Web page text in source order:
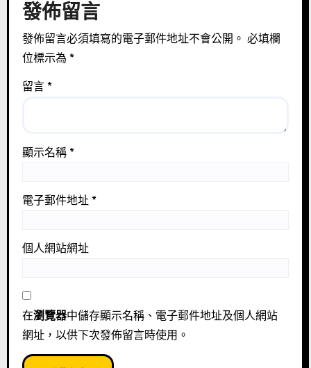
發佈留言
發佈留言必須填寫的電子郵件地址不會公開。 必填欄
位標示為 *
留言 *
顯示名稱 *
電子郵件地址 *
個人網站網址
在瀏覽器中儲存顯示名稱、電子郵件地址及個人網站
網址，以供下次發佈留言時使用。